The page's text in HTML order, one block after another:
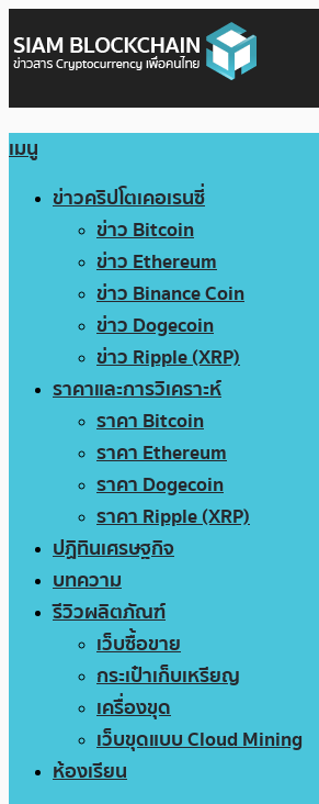
เมนู
ข่าวคริปโตเคอเรนซี่
ข่าว Bitcoin
ข่าว Ethereum
ข่าว Binance Coin
ข่าว Dogecoin
ข่าว Ripple (XRP)
ราคาและการวิเคราะห์
ราคา Bitcoin
ราคา Ethereum
ราคา Dogecoin
ราคา Ripple (XRP)
ปฏิทินเศรษฐกิจ
บทความ
รีวิวผลิตภัณฑ์
เว็บซื้อขาย
กระเป๋าเก็บเหรียญ
เครื่องขุด
เว็บขุดแบบ Cloud Mining
ห้องเรียน